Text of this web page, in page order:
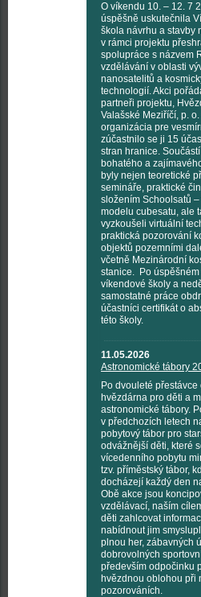
O víkendu 10. – 12. 7
úspěšně uskutečnila
škola návrhu a stavby
v rámci projektu
spolupráce s názvem
vzdělávání v oblasti
nanosatelitů a
technologií. Akci
partneři projektu,
Valašské Meziříčí, p.
organizácia pre
zúčastnilo se ji 15
stran hranice.
bohatého a
byly nejen teoretické
semináře, praktické
složením Schoolsatů
modelu cubesatu, ale
vyzkoušeli virtuální
praktická pozorování
objektů pozemními
včetně Mezinárodní
stanice. Po
víkendové školy a
samostatné práce
účastníci certifikát o
této školy.
11.05.2026
Astronomické tábory
Po dvouleté
hvězdárna pro děti a
astronomické tábory.
v předchozích letech
pobytový tábor pro
odvážnější děti, které
vícedenního pobytu
tzv. příměstský tábor,
docházejí každý den
Obě akce jsou
vzdělávací, naším
děti zahlcovat
nabídnout jim
plnou her, zábavných
dobrovolných
především odpočinku
hvězdnou oblohou při
pozorováních.